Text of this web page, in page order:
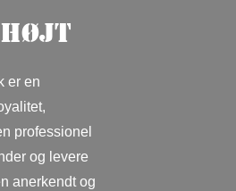
højt
er en
professionel
og levere
anerkendt og